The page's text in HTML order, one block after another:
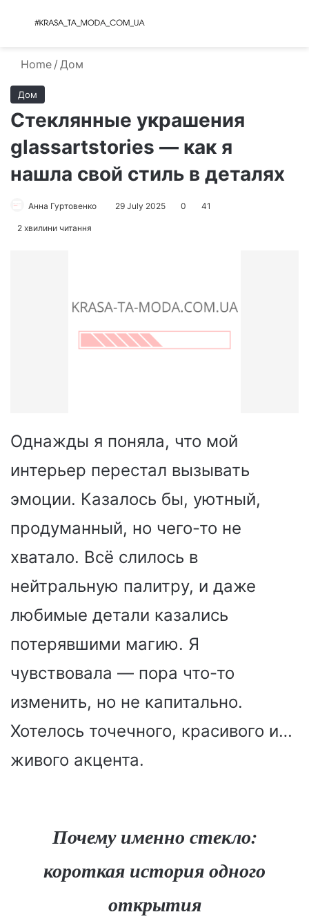
Menu
Home / Дом
Дом
Стеклянные украшения
glassartstories — как я
нашла свой стиль в деталях
Анна Гуртовенко 29 July 2025 0 41
2 хвилини читання
Однажды я поняла, что мой
интерьер перестал вызывать
эмоции. Казалось бы, уютный,
продуманный, но чего-то не
хватало. Всё слилось в
нейтральную палитру, и даже
любимые детали казались
потерявшими магию. Я
чувствовала — пора что-то
изменить, но не капитально.
Хотелось точечного, красивого и…
живого акцента.
Почему именно стекло:
короткая история одного
открытия